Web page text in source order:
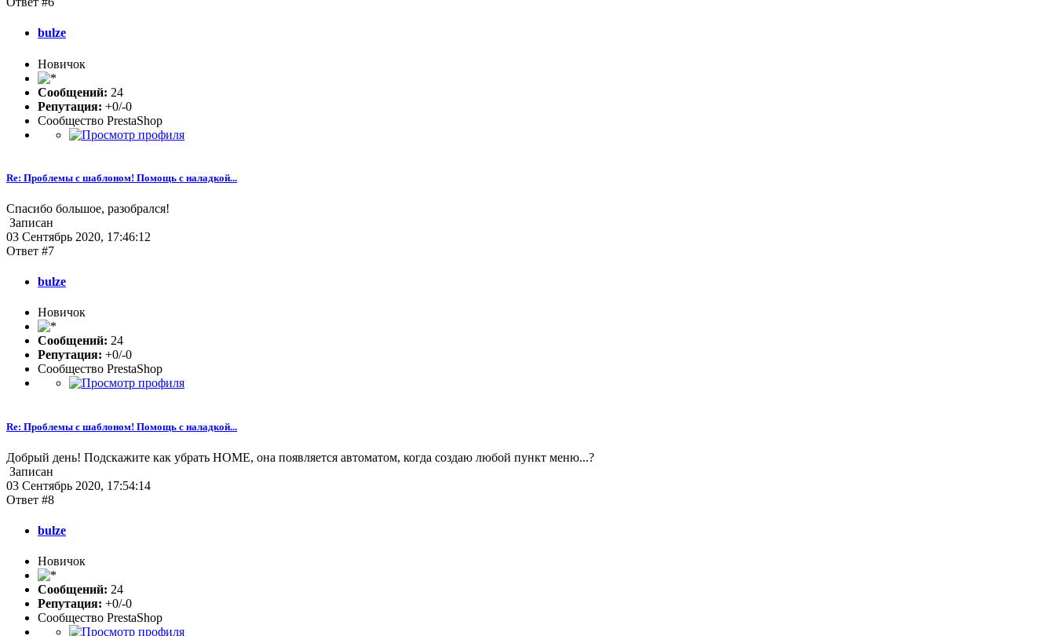
bulze
Новичок
Сообщений: 24
Репутация: +0/-0
Сообщество PrestaShop
Re: Проблемы с шаблоном! Помощь с наладкой...
Спасибо большое, разобрался!
Записан
03 Сентябрь 2020, 17:46:12
Ответ #7
bulze
Новичок
Сообщений: 24
Репутация: +0/-0
Сообщество PrestaShop
Re: Проблемы с шаблоном! Помощь с наладкой...
Добрый день! Подскажите как убрать HOME, она появляется автоматом, когда создаю любой пункт меню...?
Записан
03 Сентябрь 2020, 17:54:14
Ответ #8
bulze
Новичок
Сообщений: 24
Репутация: +0/-0
Сообщество PrestaShop